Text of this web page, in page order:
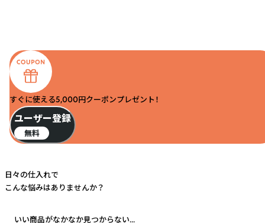
すぐに使える5,000円クーポンプレゼント！
ユーザー登録
無料
日々の仕入れで
こんな悩みはありませんか？
いい商品がなかなか見つからない...